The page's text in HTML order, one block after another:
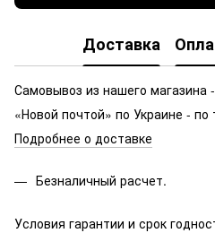
Доставка
Самовывоз из нашего магазина
«Новой почтой» по Украине -
Подробнее о доставке
Безналичный расчет.
Условия гарантии и срок